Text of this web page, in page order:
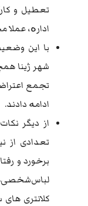
تعطیل و
ادارە،
با این
شهر ژینا
تجمع
ادامە دادند.
از دیگر
تعدادی از
برخورد و
کلانتری